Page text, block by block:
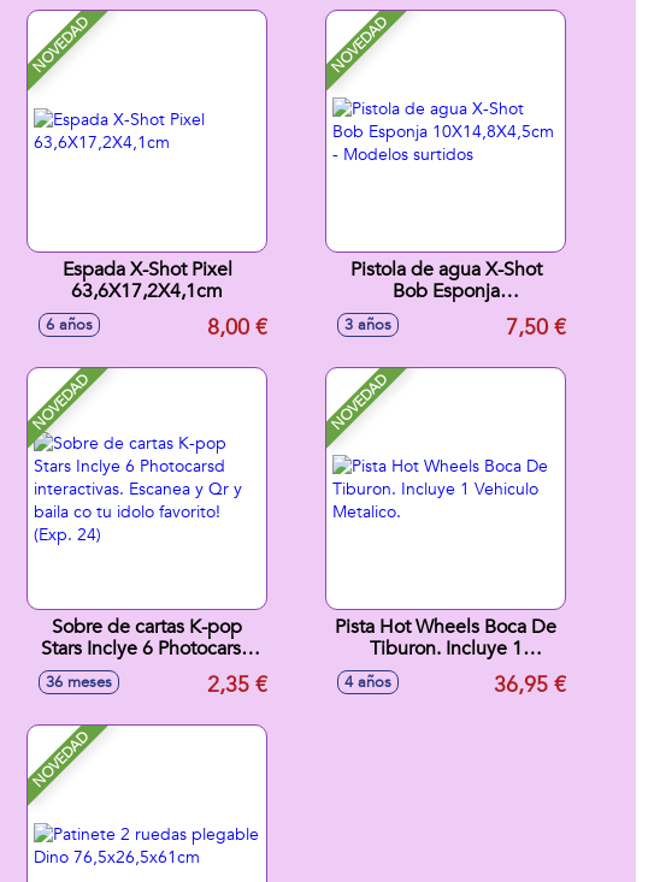
NOVEDAD
Espada X-Shot Pixel
63,6X17,2X4,1cm
6 años 8,00 €
NOVEDAD
Pistola de agua X-Shot
Bob Esponja
10X14,8X4,5cm - Modelos
3 años 7,50 €
NOVEDAD
Sobre de cartas K-pop
Stars Inclye 6 Photocarsd
interactivas. Escanea y Qr
y baila co tu idolo favorito!
36 meses 2,35 €
NOVEDAD
Pista Hot Wheels Boca De
Tiburon. Incluye 1
Vehiculo Metalico.
4 años 36,95 €
NOVEDAD